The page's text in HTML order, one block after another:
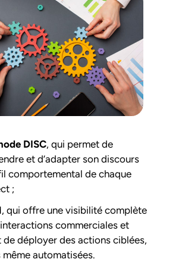
DISC, qui permet de
et d’adapter son discours
comportemental de chaque
;
, qui offre une visibilité complète
commerciales et
de déployer des actions ciblées,
automatisées.